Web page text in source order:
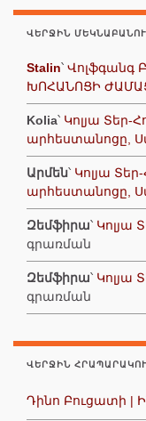
ՎԵՐՋԻՆ
Stalin՝ Վոլֆգանգ
ԽՈՀԱՆՈՑԻ
Kolia՝ Կոլյա Տեր-
արհեստանոցը,
Արմեն՝ Կոլյա
արհեստանոցը,
Զեմֆիրա՝ Կոլյա
գրառման
Զեմֆիրա՝ Կոլյա
գրառման
ՎԵՐՋԻՆ
Դինո Բուցատի |